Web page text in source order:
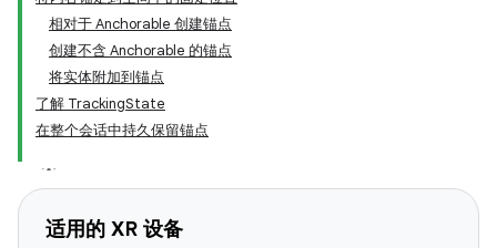
相对于 Anchorable 创建锚点
创建不含 Anchorable 的锚点
将实体附加到锚点
了解 TrackingState
在整个会话中持久保留锚点
适用的 XR 设备